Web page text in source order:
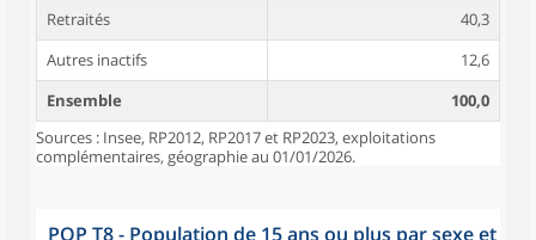
Retraités
40,3
Autres inactifs
12,6
Ensemble
100,0
Sources : Insee, RP2012, RP2017 et RP2023, exploitations
complémentaires, géographie au 01/01/2026.
POP T8 - Population de 15 ans ou plus par sexe et